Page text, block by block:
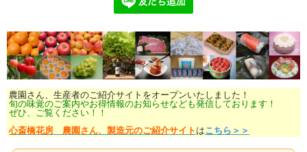
農園さん、生産者のご紹介サイトをオープンいたしました！
旬の味覚のご案内やお得情報のお知らせなども発信しております！
ぜひ、ご覧ください！！
心斎橋花房 農園さん、製造元のご紹介サイト はこちら＞＞